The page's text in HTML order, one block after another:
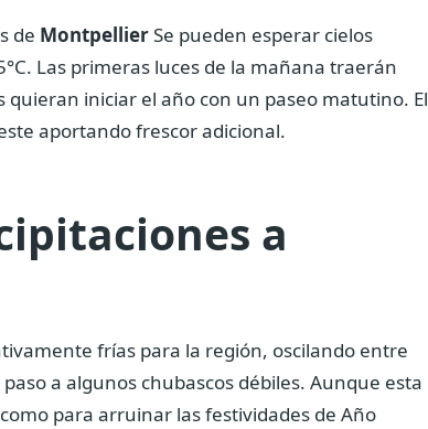
de MontpellierSe pueden esperar cielos
Las primeras luces de la mañana traerán
iniciar el año con un paseo matutino. El
aportando frescor adicional.
a
frías para la región, oscilando entre
a algunos chubascos débiles. Aunque esta
para arruinar las festividades de Año